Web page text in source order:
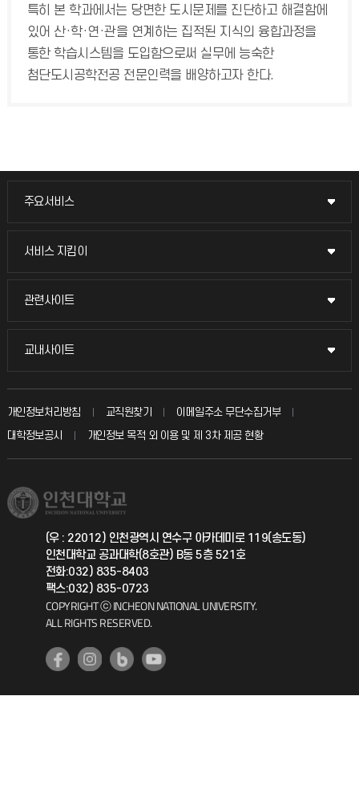
특히 본 학과에서는 당면한 도시문제를 진단하고 해결함에
있어 산·학·연·관을 연계하는 집적된 지식의 융합과정을
통한 학습시스템을 도입함으로써 실무에 능숙한
첨단도시공학전공 전문인력을 배양하고자 한다.
주요서비스
주요서비스
교무회의방송
입학안내
취업정보(학생)
서비스 지킴이
서비스 지킴이
묻고 답하기
칭찬마당
학생서비스 지킴이
관련사이트
관련사이트
국방헬프콜
총동문회
교내사이트
교내사이트
교수회
교육혁신본부
국제지원과
공자아카데미
기초교육원
개인정보처리방침 교직원찾기
이메일주소 무단수집거부
대학정보공시
개인정보 목적 외 이용 및 제 3차 제공 현황
(우 : 22012) 인천광역시 연수구 아카데미로 119(송도동)
인천대학교 공과대학(8호관) B동 5층 521호
전화:032) 835-8403
팩스:032) 835-0723
COPYRIGHT ⓒ INCHEON NATIONAL UNIVERSITY.
ALL RIGHTS RESERVED.